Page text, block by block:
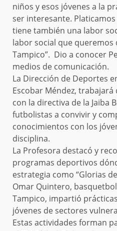
niños y esos jóvenes a la
ser interesante.
tiene también una labor
labor social que queremos
Tampico”. Dio a conocer
medios de comunicación.
La Dirección de Deportes
Escobar Méndez,
con la directiva de la Jaiba
futbolistas a convivir y
conocimientos con los
disciplina.
La Profesora destacó y
programas deportivos
estrategia como “Glorias
Omar Quintero,
Tampico, impartió
jóvenes de sectores
Estas actividades forman